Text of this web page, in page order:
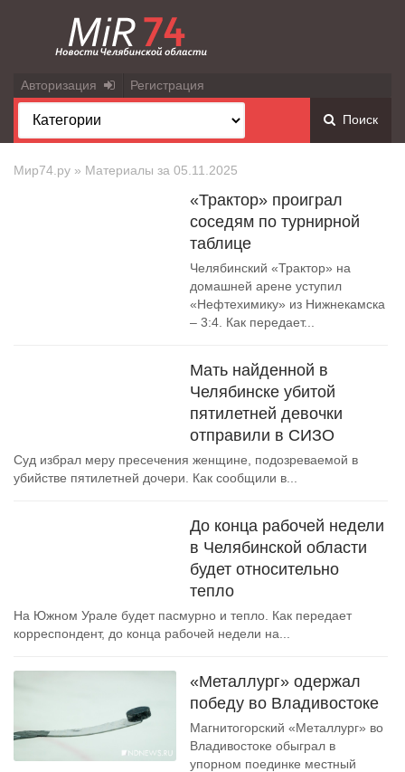
Авторизация Регистрация
Поиск
Мир74.ру » Материалы за 05.11.2025
«Трактор» проиграл
соседям по турнирной
таблице
Челябинский «Трактор» на
домашней арене уступил
«Нефтехимику» из Нижнекамска
– 3:4. Как передает...
Мать найденной в
Челябинске убитой
пятилетней девочки
отправили в СИЗО
Суд избрал меру пресечения женщине, подозреваемой в
убийстве пятилетней дочери. Как сообщили в...
До конца рабочей недели
в Челябинской области
будет относительно
тепло
На Южном Урале будет пасмурно и тепло. Как передает
корреспондент, до конца рабочей недели на...
«Металлург» одержал
победу во Владивостоке
Магнитогорский «Металлург» во
Владивостоке обыграл в
упорном поединке местный